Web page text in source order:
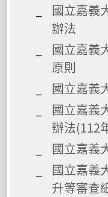
國立嘉義
辦法
國立嘉義
原則
國立嘉義
國立嘉義
辦法(112
國立嘉義
國立嘉義
升等審查